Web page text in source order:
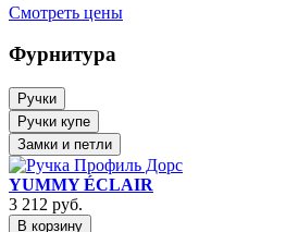
Смотреть цены
Фурнитура
Ручки
Ручки купе
Замки и петли
YUMMY ÉCLAIR
3 212 руб.
В корзину